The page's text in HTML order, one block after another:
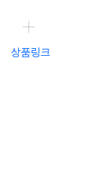
상품링크